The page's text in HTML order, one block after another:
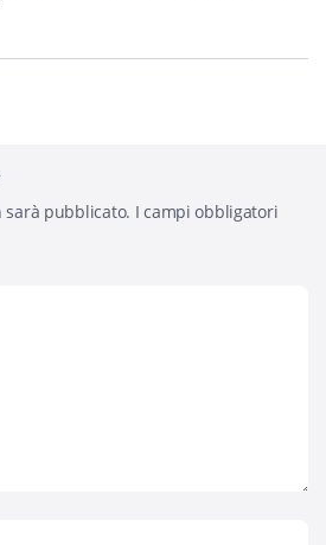
pubblicato. I campi obbligatori